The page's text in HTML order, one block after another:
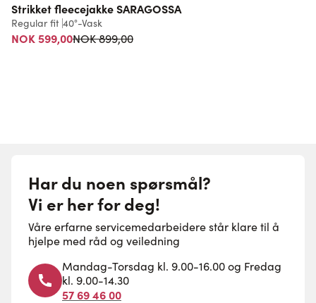
Strikket fleecejakke SARAGOSSA
Regular fit 40°-Vask
NOK 599,00Vanlig pris
NOK 899,00
Har du noen spørsmål?
Vi er her for deg!
Våre erfarne servicemedarbeidere står klare til å
hjelpe med råd og veiledning
Mandag-Torsdag kl. 9.00-16.00 og Fredag
kl. 9.00-14.30
57 69 46 00